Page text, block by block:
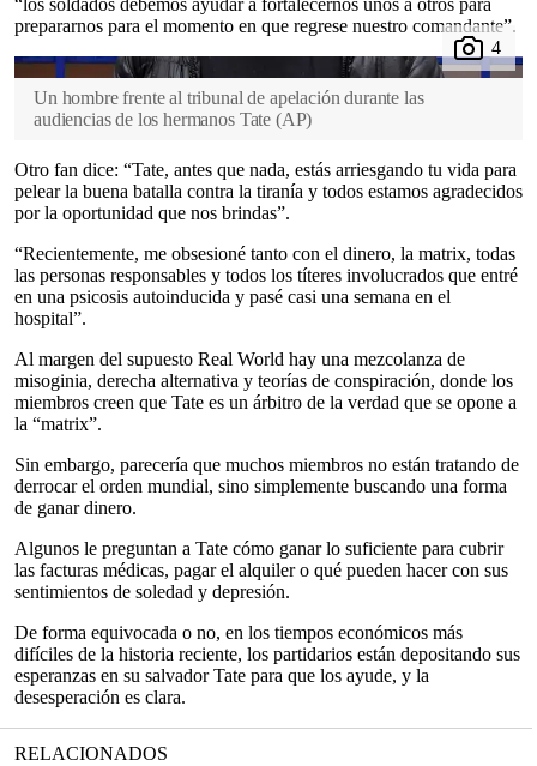
“los soldados debemos ayudar a fortalecernos unos a otros para
prepararnos para el momento en que regrese nuestro comandante”.
Un hombre frente al tribunal de apelación durante las
audiencias de los hermanos Tate (AP)
Otro fan dice: “Tate, antes que nada, estás arriesgando tu vida para
pelear la buena batalla contra la tiranía y todos estamos agradecidos
por la oportunidad que nos brindas”.
“Recientemente, me obsesioné tanto con el dinero, la matrix, todas
las personas responsables y todos los títeres involucrados que entré
en una psicosis autoinducida y pasé casi una semana en el
hospital”.
Al margen del supuesto Real World hay una mezcolanza de
misoginia, derecha alternativa y teorías de conspiración, donde los
miembros creen que Tate es un árbitro de la verdad que se opone a
la “matrix”.
Sin embargo, parecería que muchos miembros no están tratando de
derrocar el orden mundial, sino simplemente buscando una forma
de ganar dinero.
Algunos le preguntan a Tate cómo ganar lo suficiente para cubrir
las facturas médicas, pagar el alquiler o qué pueden hacer con sus
sentimientos de soledad y depresión.
De forma equivocada o no, en los tiempos económicos más
difíciles de la historia reciente, los partidarios están depositando sus
esperanzas en su salvador Tate para que los ayude, y la
desesperación es clara.
RELACIONADOS